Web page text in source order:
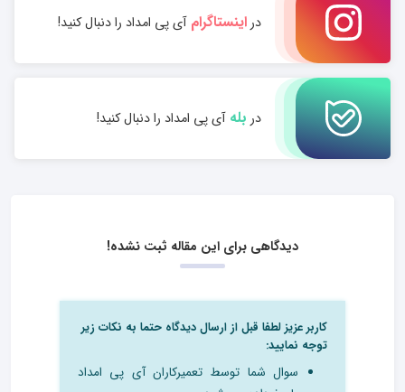
دراینستاگرامآی پی امداد را دنبال کنید!
در بلهآی پی امداد را دنبال کنید!
دیدگاهی برای این مقاله ثبت نشده!
کاربر عزیز لطفا قبل از ارسال دیدگاه حتما به نکات زیر
توجه نمایید:
سوال شما توسط تعمیرکاران آی پی امداد